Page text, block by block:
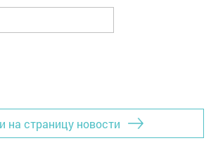
на страницу новости